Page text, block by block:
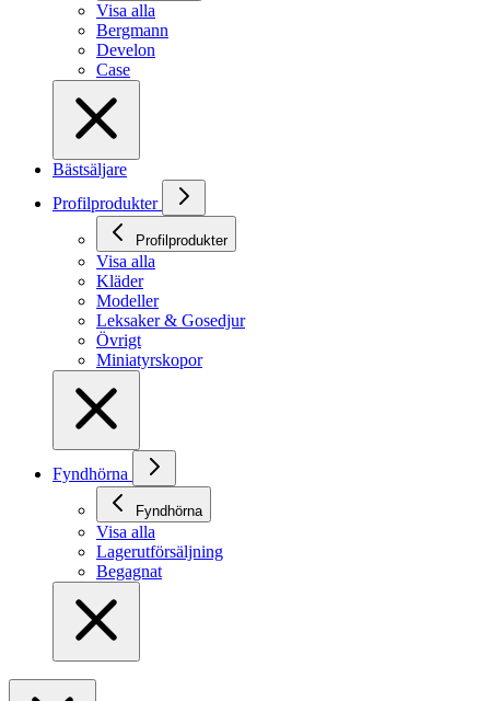
Visa alla
Bergmann
Develon
Case
Bästsäljare
Profilprodukter
Profilprodukter
Visa alla
Kläder
Modeller
Leksaker & Gosedjur
Övrigt
Miniatyrskopor
Fyndhörna
Fyndhörna
Visa alla
Lagerutförsäljning
Begagnat